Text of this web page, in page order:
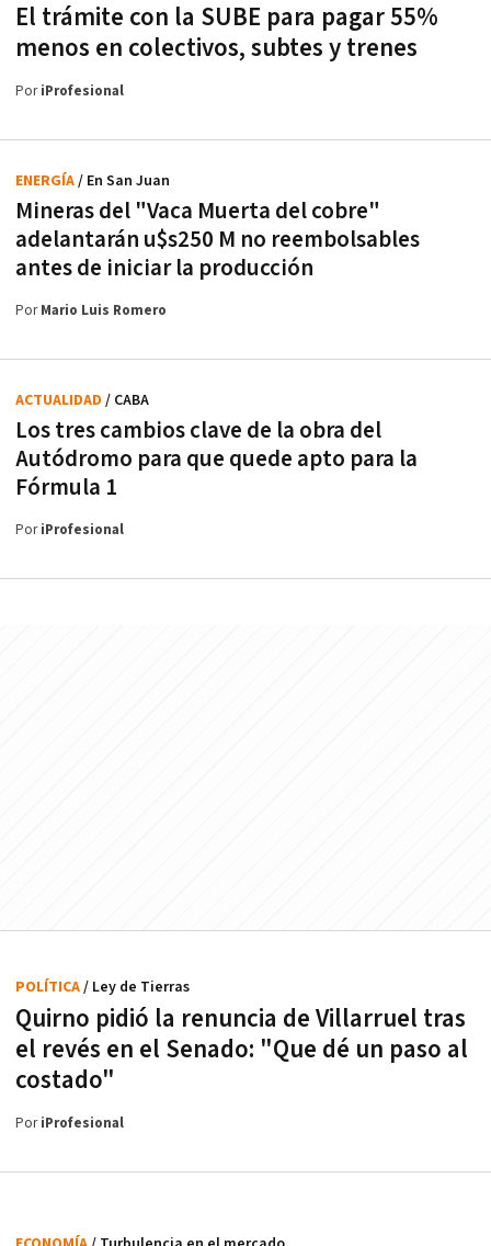
El trámite con la SUBE para pagar 55%
menos en colectivos, subtes y trenes
PoriProfesional
Mineras del "Vaca Muerta del cobre"
adelantarán u$s250 M no reembolsables
antes de iniciar la producción
ENERGÍA/ En San Juan
PorMario Luis Romero
Los tres cambios clave de la obra del
Autódromo para que quede apto para la
Fórmula 1
ACTUALIDAD / CABA
PoriProfesional
Quirno pidió la renuncia de Villarruel tras
el revés en el Senado: "Que dé un paso al
costado"
POLÍTICA/ Ley de Tierras
PoriProfesional